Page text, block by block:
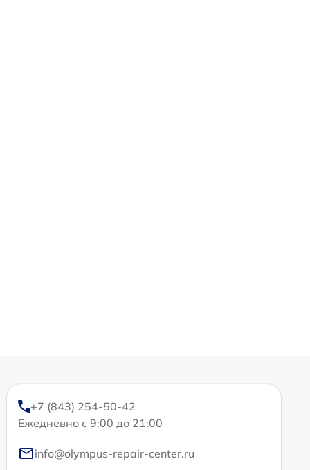
+7 (843) 254-50-42
Ежедневно с 9:00 до 21:00
info@olympus-repair-center.ru